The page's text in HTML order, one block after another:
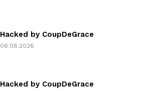
Hacked by CoupDeGrace
06.08.2026
Hacked by CoupDeGrace